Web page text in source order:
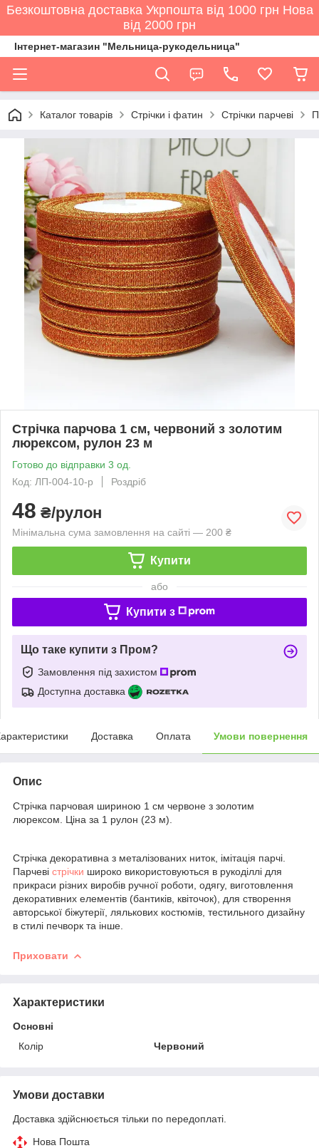
Безкоштовна доставка Укрпошта від 1000 грн Нова
від 2000 грн
Інтернет-магазин "Мельница-рукодельница"
Каталог товарів Стрічки і фатин Стрічки парчеві
Стрічка парчова 1 см, червоний з золотим
люрексом, рулон 23 м
Готово до відправки 3 од.
Код: ЛП-004-10-р
Роздріб
48 ₴/рулон
Мінімальна сума замовлення на сайті — 200 ₴
Купити
або
Купити з
Що таке купити з Пром?
Замовлення під захистом
Доступна доставка
Доставка Оплата Умови повернення
Опис
Стрічка парчовая шириною 1 см червоне з золотим
люрексом. Ціна за 1 рулон (23 м).
Стрічка декоративна з металізованих ниток, імітація парчі.
Парчеві стрічки широко використовуються в рукоділлі для
прикраси різних виробів ручної роботи, одягу, виготовлення
декоративних елементів (бантиків, квіточок), для створення
авторської біжутерії, лялькових костюмів, тестильного дизайну
в стилі печворк та інше.
Приховати
Характеристики
Основні
Колір
Червоний
Умови доставки
Доставка здійснюється тільки по передоплаті.
Нова Пошта